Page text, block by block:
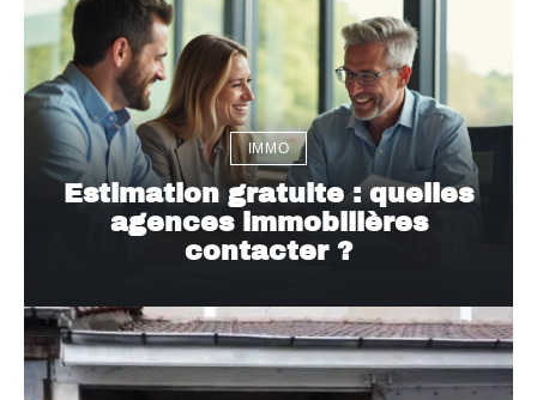
IMMO
Estimation gratuite : quelles
agences immobilières
contacter ?